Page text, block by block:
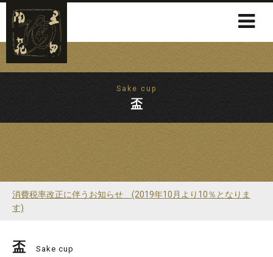
Sake cup
盃
消費税率改正に伴うお知らせ (2019年10月より10％となりま
す)
盃 Sake cup